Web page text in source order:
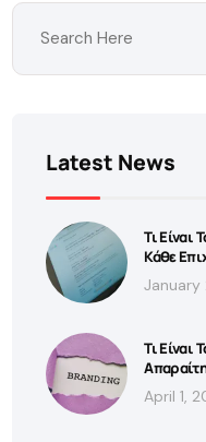
Latest News
Τι Είναι
Κάθε
January
Τι Είναι
April 1,